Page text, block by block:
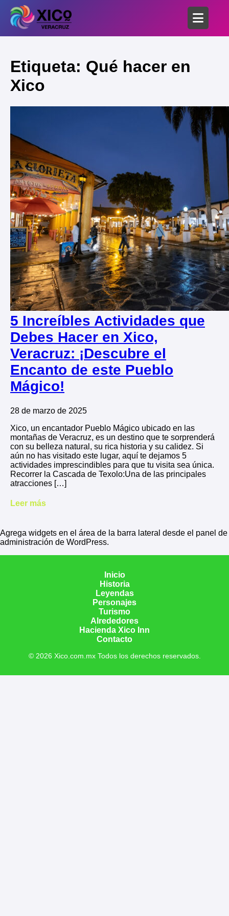
Etiqueta: Qué hacer en
Xico
5 Increíbles Actividades que
Debes Hacer en Xico,
Veracruz: ¡Descubre el
Encanto de este Pueblo
Mágico!
28 de marzo de 2025
Xico, un encantador Pueblo Mágico ubicado en las
montañas de Veracruz, es un destino que te sorprenderá
con su belleza natural, su rica historia y su calidez. Si
aún no has visitado este lugar, aquí te dejamos 5
actividades imprescindibles para que tu visita sea única.
Recorrer la Cascada de Texolo:Una de las principales
atracciones […]
Leer más
Agrega widgets en el área de la barra lateral desde el panel de
administración de WordPress.
Inicio
Historia
Leyendas
Personajes
Turismo
Alrededores
Hacienda Xico Inn
Contacto
© 2026 Xico.com.mx Todos los derechos reservados.